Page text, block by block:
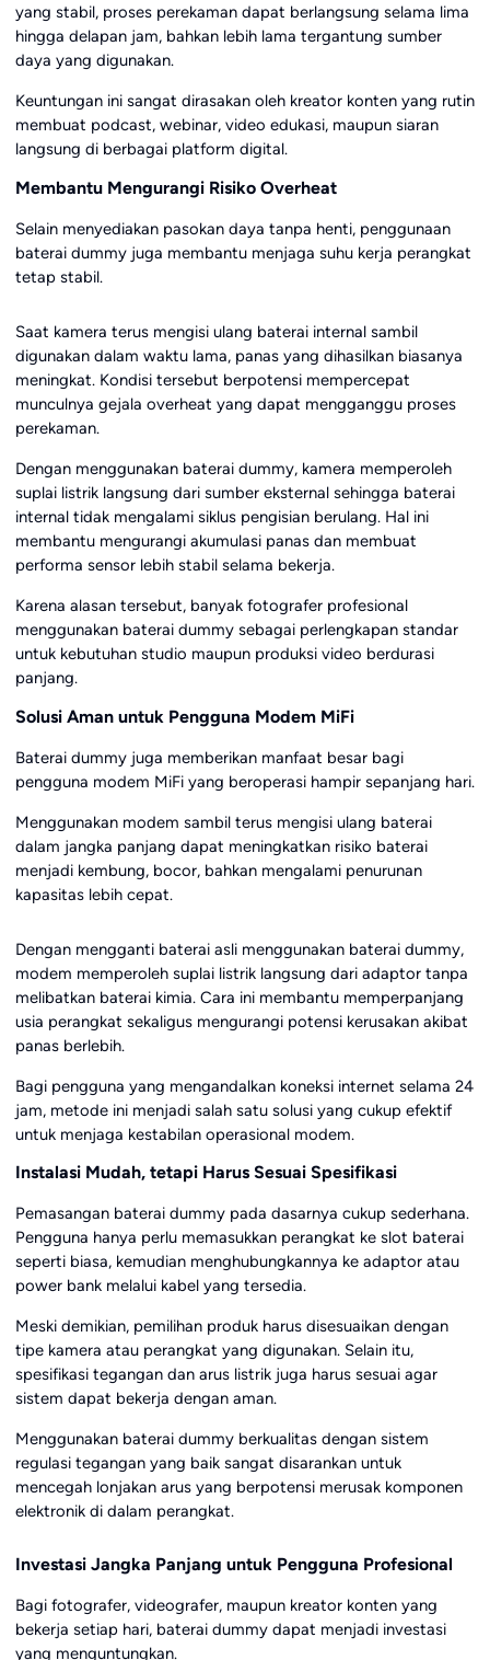
yang stabil, proses perekaman dapat berlangsung selama lima
hingga delapan jam, bahkan lebih lama tergantung sumber
daya yang digunakan.
Keuntungan ini sangat dirasakan oleh kreator konten yang rutin
membuat podcast, webinar, video edukasi, maupun siaran
langsung di berbagai platform digital.
Membantu Mengurangi Risiko Overheat
Selain menyediakan pasokan daya tanpa henti, penggunaan
baterai dummy juga membantu menjaga suhu kerja perangkat
tetap stabil.
Saat kamera terus mengisi ulang baterai internal sambil
digunakan dalam waktu lama, panas yang dihasilkan biasanya
meningkat. Kondisi tersebut berpotensi mempercepat
munculnya gejala overheat yang dapat mengganggu proses
perekaman.
Dengan menggunakan baterai dummy, kamera memperoleh
suplai listrik langsung dari sumber eksternal sehingga baterai
internal tidak mengalami siklus pengisian berulang. Hal ini
membantu mengurangi akumulasi panas dan membuat
performa sensor lebih stabil selama bekerja.
Karena alasan tersebut, banyak fotografer profesional
menggunakan baterai dummy sebagai perlengkapan standar
untuk kebutuhan studio maupun produksi video berdurasi
panjang.
Solusi Aman untuk Pengguna Modem MiFi
Baterai dummy juga memberikan manfaat besar bagi
pengguna modem MiFi yang beroperasi hampir sepanjang hari.
Menggunakan modem sambil terus mengisi ulang baterai
dalam jangka panjang dapat meningkatkan risiko baterai
menjadi kembung, bocor, bahkan mengalami penurunan
kapasitas lebih cepat.
Dengan mengganti baterai asli menggunakan baterai dummy,
modem memperoleh suplai listrik langsung dari adaptor tanpa
melibatkan baterai kimia. Cara ini membantu memperpanjang
usia perangkat sekaligus mengurangi potensi kerusakan akibat
panas berlebih.
Bagi pengguna yang mengandalkan koneksi internet selama 24
jam, metode ini menjadi salah satu solusi yang cukup efektif
untuk menjaga kestabilan operasional modem.
Instalasi Mudah, tetapi Harus Sesuai Spesifikasi
Pemasangan baterai dummy pada dasarnya cukup sederhana.
Pengguna hanya perlu memasukkan perangkat ke slot baterai
seperti biasa, kemudian menghubungkannya ke adaptor atau
power bank melalui kabel yang tersedia.
Meski demikian, pemilihan produk harus disesuaikan dengan
tipe kamera atau perangkat yang digunakan. Selain itu,
spesifikasi tegangan dan arus listrik juga harus sesuai agar
sistem dapat bekerja dengan aman.
Menggunakan baterai dummy berkualitas dengan sistem
regulasi tegangan yang baik sangat disarankan untuk
mencegah lonjakan arus yang berpotensi merusak komponen
elektronik di dalam perangkat.
Investasi Jangka Panjang untuk Pengguna Profesional
Bagi fotografer, videografer, maupun kreator konten yang
bekerja setiap hari, baterai dummy dapat menjadi investasi
yang menguntungkan.